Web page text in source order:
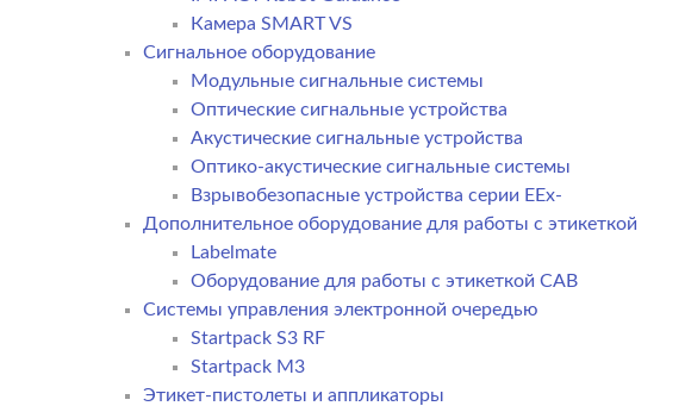
Камера SMART VS
Cигнальное оборудование
Модульные сигнальные системы
Оптические сигнальные устройства
Акустические сигнальные устройства
Оптико-акустические сигнальные системы
Взрывобезопасные устройства серии EEx-
Дополнительное оборудование для работы с этикеткой
Labelmate
Оборудование для работы с этикеткой CAB
Системы управления электронной очередью
Startpack S3 RF
Startpack M3
Этикет-пистолеты и аппликаторы